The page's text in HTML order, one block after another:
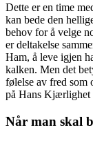
Dette er en time
kan bede den
behov for å velge
er deltakelse
Ham, å leve igjen
kalken. Men det
følelse av fred som
på Hans Kjærlighet
Når man skal